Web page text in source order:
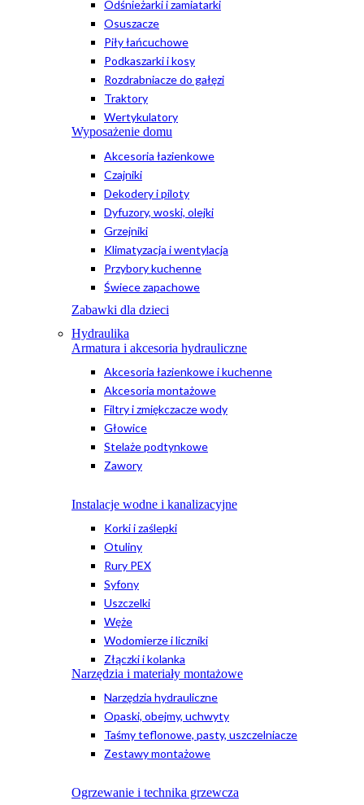
Odśnieżarki i zamiatarki
Osuszacze
Piły łańcuchowe
Podkaszarki i kosy
Rozdrabniacze do gałęzi
Traktory
Wertykulatory
Wyposażenie domu
Akcesoria łazienkowe
Czajniki
Dekodery i piloty
Dyfuzory, woski, olejki
Grzejniki
Klimatyzacja i wentylacja
Przybory kuchenne
Świece zapachowe
Zabawki dla dzieci
Hydraulika
Armatura i akcesoria hydrauliczne
Akcesoria łazienkowe i kuchenne
Akcesoria montażowe
Filtry i zmiękczacze wody
Głowice
Stelaże podtynkowe
Zawory
Instalacje wodne i kanalizacyjne
Korki i zaślepki
Otuliny
Rury PEX
Syfony
Uszczelki
Węże
Wodomierze i liczniki
Złączki i kolanka
Narzędzia i materiały montażowe
Narzędzia hydrauliczne
Opaski, obejmy, uchwyty
Taśmy teflonowe, pasty, uszczelniacze
Zestawy montażowe
Ogrzewanie i technika grzewcza